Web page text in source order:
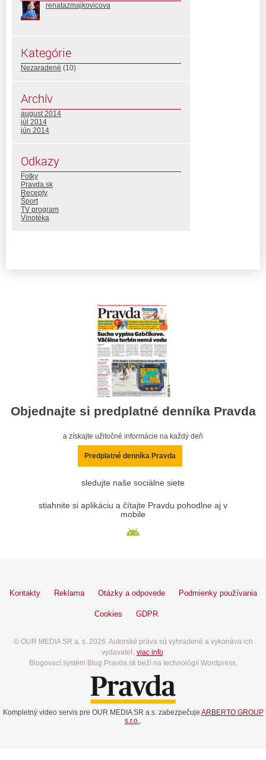
renatazmajkovicova
Kategórie
Nezaradené (10)
Archív
august 2014
júl 2014
jún 2014
Odkazy
Fotky
Pravda.sk
Recepty
Šport
TV program
Vinotéka
Objednajte si predplatné denníka Pravda
a získajte užitočné informácie na každý deň
Predplatné denníka Pravda
sledujte naše sociálne siete
stiahnite si aplikáciu a čítajte Pravdu pohodlne aj v
mobile
Kontakty Reklama Otázky a odpovede Podmienky používania
Cookies GDPR
© OUR MEDIA SR a. s. 2026. Autorské práva sú vyhradené a vykonáva ich
vydavateľ, viac info.
Blogovací systém Blog.Pravda.sk beží na technológií Wordpress.
Kompletný video servis pre OUR MEDIA SR a.s. zabezpečuje ARBERTO GROUP
s.r.o..